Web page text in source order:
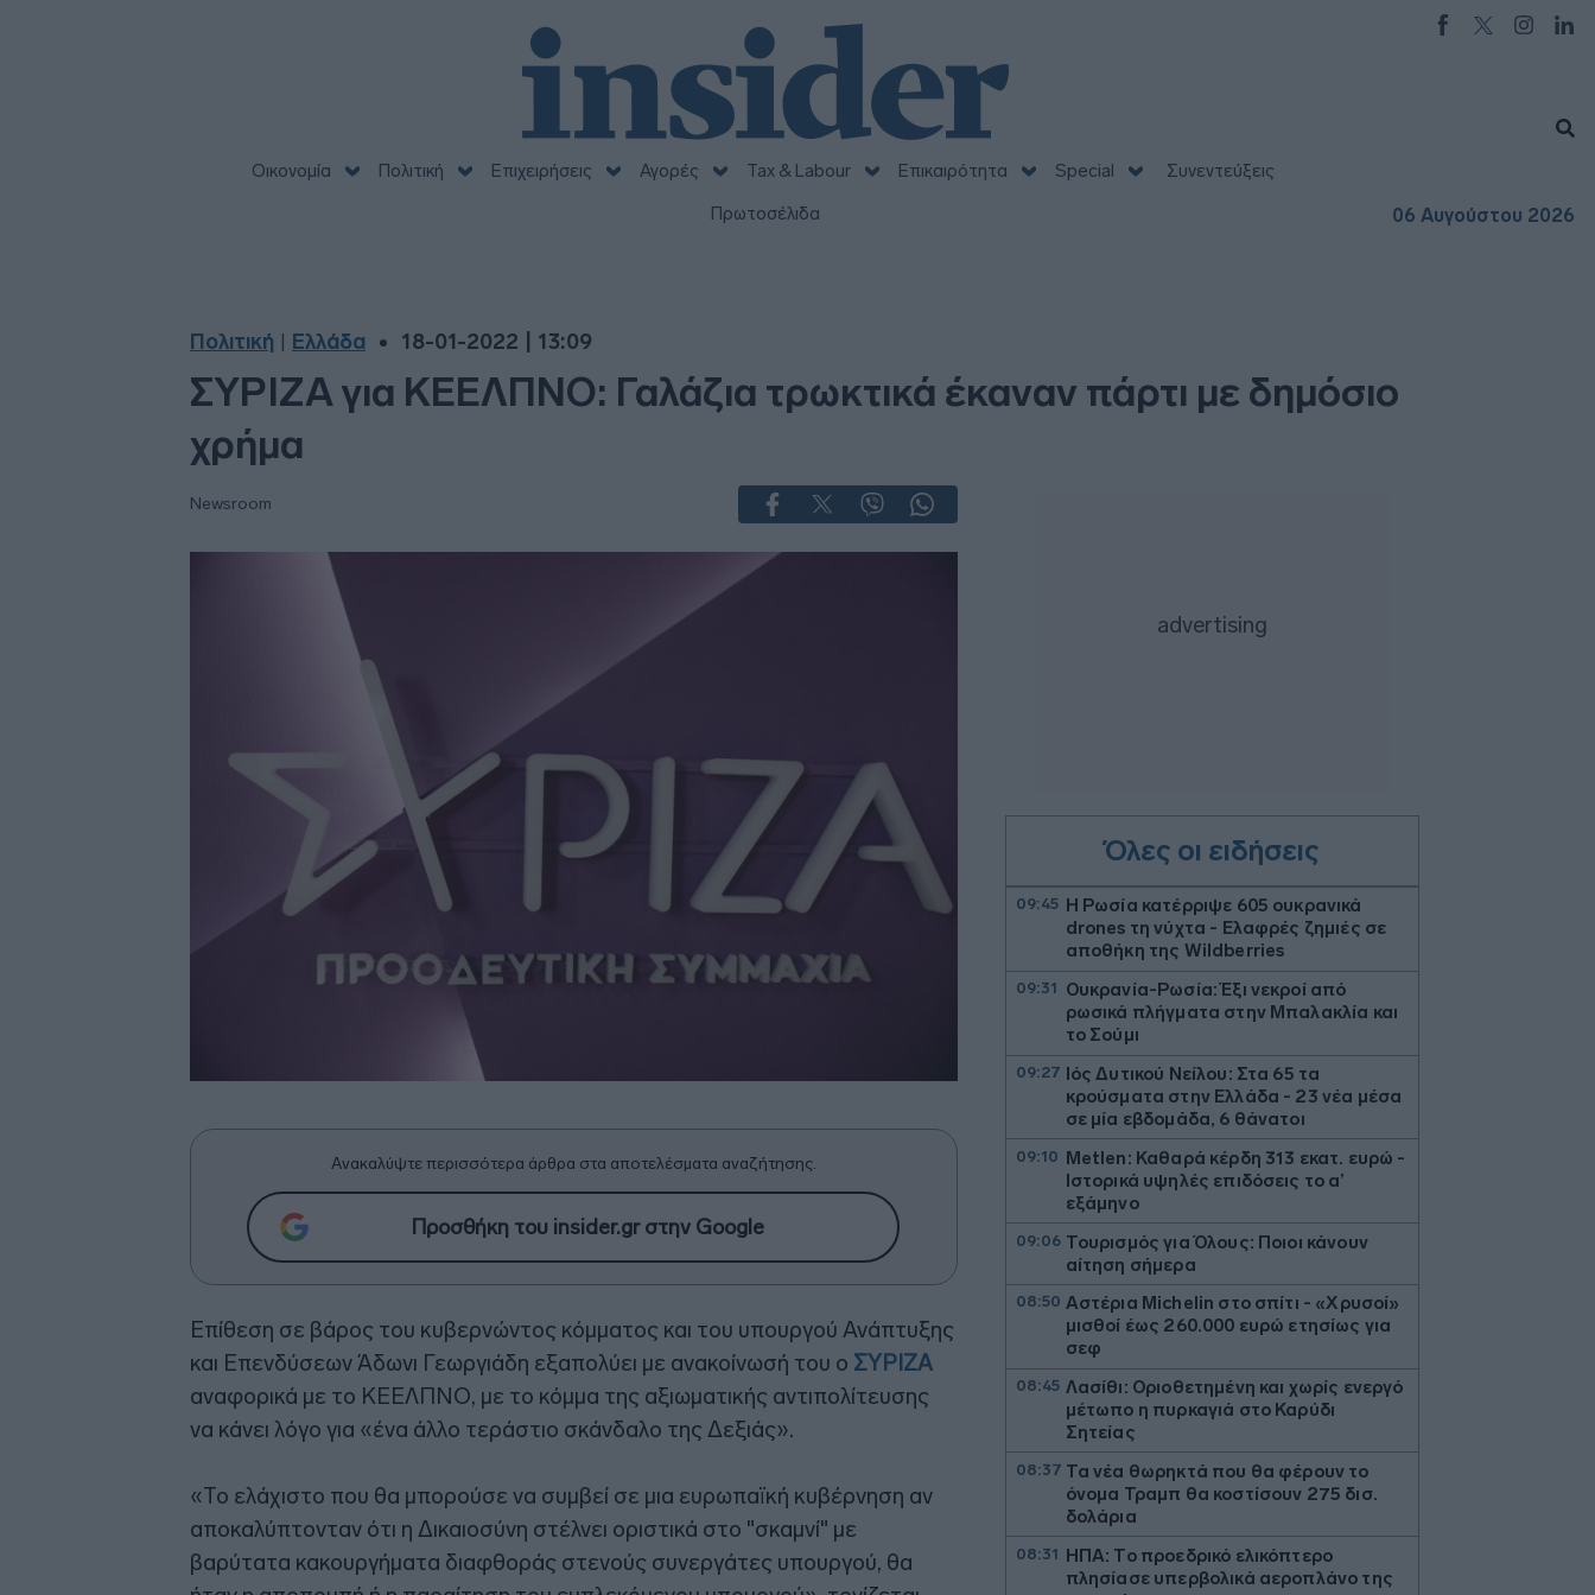
Οικονομία Πολιτική Επιχειρήσεις Αγορές Tax & Labour Επικαιρότητα Special
Συνεντεύξεις
Πρωτοσέλιδα
06 Αυγούστου 2026
Πολιτική Ελλάδα 18-01-2022 | 13:09
ΣΥΡΙΖΑ για ΚΕΕΛΠΝΟ: Γαλάζια τρωκτικά έκαναν πάρτι με δημόσιο
χρήμα
Newsroom
Ανακαλύψτε περισσότερα άρθρα στα αποτελέσματα αναζήτησης.
Προσθήκη του insider.gr στην Google
Επίθεση σε βάρος του κυβερνώντος κόμματος και του υπουργού Ανάπτυξης
και Επενδύσεων Άδωνι Γεωργιάδη εξαπολύει με ανακοίνωσή του ο ΣΥΡΙΖΑ
αναφορικά με το ΚΕΕΛΠΝΟ, με το κόμμα της αξιωματικής αντιπολίτευσης
να κάνει λόγο για «ένα άλλο τεράστιο σκάνδαλο της Δεξιάς».
«Το ελάχιστο που θα μπορούσε να συμβεί σε μια ευρωπαϊκή κυβέρνηση αν
αποκαλύπτονταν ότι η Δικαιοσύνη στέλνει οριστικά στο "σκαμνί" με
βαρύτατα κακουργήματα διαφθοράς στενούς συνεργάτες υπουργού, θα
Όλες οι ειδήσεις
09:45
H Ρωσία κατέρριψε 605 ουκρανικά
drones τη νύχτα - Ελαφρές ζημιές σε
αποθήκη της Wildberries
09:31 Ουκρανία-Ρωσία: Έξι νεκροί από
ρωσικά πλήγματα στην Μπαλακλία και
το Σούμι
09:27 Ιός Δυτικού Νείλου: Στα 65 τα
κρούσματα στην Ελλάδα - 23 νέα μέσα
σε μία εβδομάδα, 6 θάνατοι
09:10 Metlen: Καθαρά κέρδη 313 εκατ. ευρώ -
Ιστορικά υψηλές επιδόσεις το α’
εξάμηνο
09:06 Τουρισμός για Όλους: Ποιοι κάνουν
αίτηση σήμερα
08:50 Αστέρια Michelin στο σπίτι - «Χρυσοί»
μισθοί έως 260.000 ευρώ ετησίως για
σεφ
08:45 Λασίθι: Οριοθετημένη και χωρίς ενεργό
μέτωπο η πυρκαγιά στο Καρύδι
Σητείας
08:37 Τα νέα θωρηκτά που θα φέρουν το
όνομα Τραμπ θα κοστίσουν 275 δισ.
δολάρια
08:31 ΗΠΑ: Το προεδρικό ελικόπτερο
πλησίασε υπερβολικά αεροπλάνο της